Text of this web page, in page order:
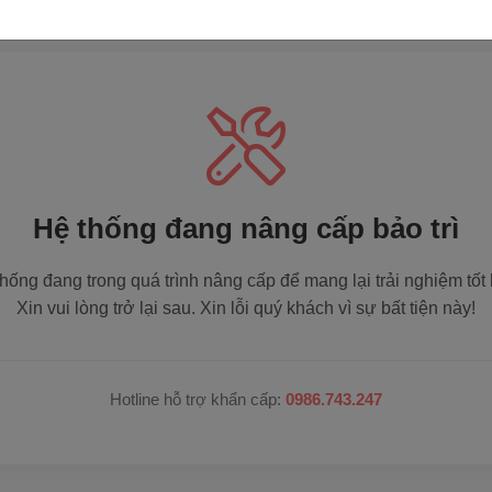
Hệ thống đang nâng cấp bảo trì
đang trong quá trình nâng cấp để mang lại trải nghiệm tốt
Xin vui lòng trở lại sau. Xin lỗi quý khách vì sự bất tiện này!
Hotline hỗ trợ khẩn cấp: 0986.743.247